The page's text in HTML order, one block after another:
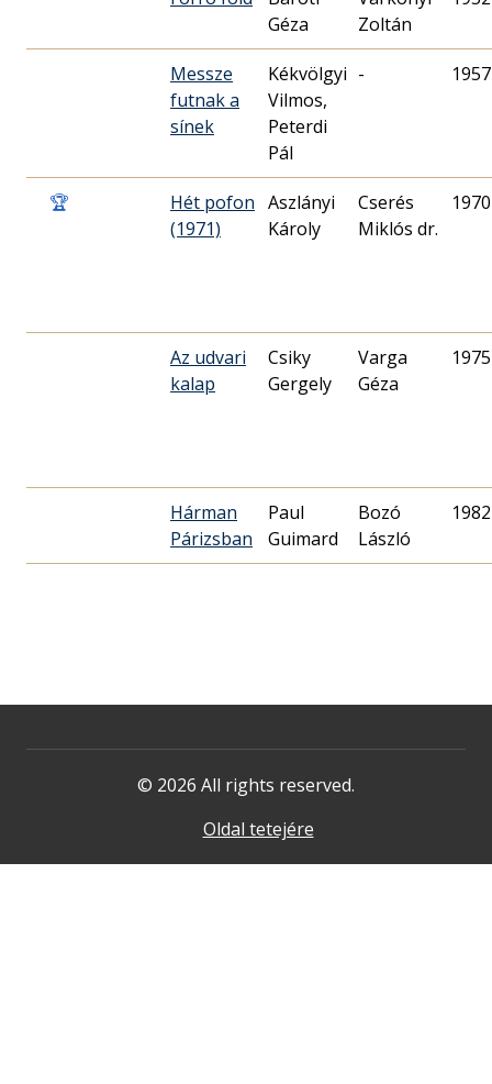
Géza
Zoltán
Messze
futnak a
sínek
Kékvölgyi
Vilmos,
Peterdi
Pál
-
🏆
Hét pofon
(1971)
Aszlányi
Károly
Cserés
Miklós dr.
Az udvari
kalap
Csiky
Gergely
Varga
Géza
Hárman
Párizsban
Paul
Guimard
Bozó
László
© 2026 All rights reserved.
Oldal tetejére